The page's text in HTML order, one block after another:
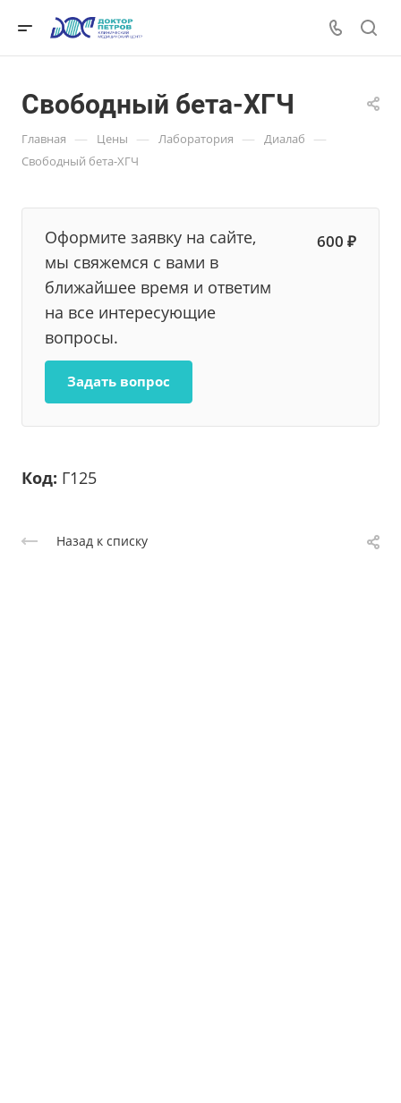
Свободный бета-ХГЧ
Главная — Цены — Лаборатория — Диалаб —
Свободный бета-ХГЧ
Оформите заявку на сайте,
мы свяжемся с вами в
ближайшее время и ответим
на все интересующие
вопросы.
600 ₽
Задать вопрос
Код: Г125
Назад к списку